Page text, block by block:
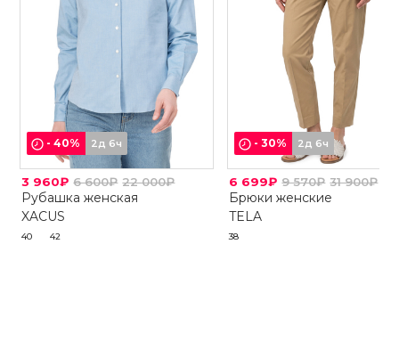
-40% 2д 6ч
3 960₽ 6 600₽ 22 000₽
Рубашка женская
XACUS
40 42
-30% 2д 6ч
6 699₽ 9 570₽ 31 900₽
Брюки женские
TELA
38